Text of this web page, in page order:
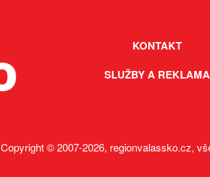
KONTAKT
SLUŽBY A REKLAMA
Copyright © 2007-2026, regionvalassko.cz,